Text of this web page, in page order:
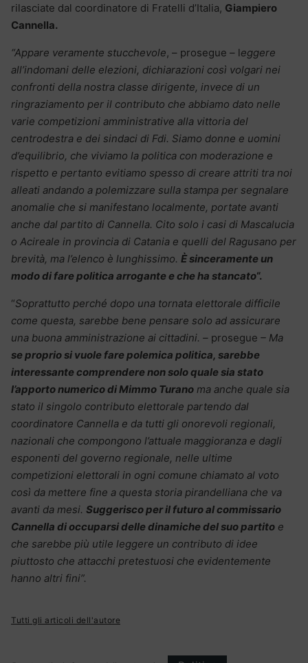
rilasciate dal coordinatore di Fratelli d’Italia, Giampiero
Cannella.
“Appare veramente stucchevole, – prosegue – leggere
all’indomani delle elezioni, dichiarazioni così volgari nei
confronti della nostra classe dirigente, invece di un
ringraziamento per il contributo che abbiamo dato nelle
varie competizioni amministrative alla vittoria del
centrodestra e dei sindaci di Fdi. Siamo donne e uomini
d’equilibrio, che viviamo la politica con moderazione e
rispetto e pertanto evitiamo spesso di creare attriti tra noi
alleati andando a polemizzare sulla stampa per segnalare
anomalie che si manifestano localmente, portate avanti
anche dal partito di Cannella. Cito solo i casi di Mascalucia
o Acireale in provincia di Catania e quelli del Ragusano per
brevità, ma l’elenco è lunghissimo. È sinceramente un
modo di fare politica arrogante e che ha stancato“.
“Soprattutto perché dopo una tornata elettorale difficile
come questa, sarebbe bene pensare solo ad assicurare
una buona amministrazione ai cittadini. – prosegue – Ma
se proprio si vuole fare polemica politica, sarebbe
interessante comprendere non solo quale sia stato
l’apporto numerico di Mimmo Turano ma anche quale sia
stato il singolo contributo elettorale partendo dal
coordinatore Cannella e da tutti gli onorevoli regionali,
nazionali che compongono l’attuale maggioranza e dagli
esponenti del governo regionale, nelle ultime
competizioni elettorali in ogni comune chiamato al voto
così da mettere fine a questa storia pirandelliana che va
avanti da mesi. Suggerisco per il futuro al commissario
Cannella di occuparsi delle dinamiche del suo partito e
che sarebbe più utile leggere un contributo di idee
piuttosto che attacchi pretestuosi che evidentemente
hanno altri fini”.
Tutti gli articoli dell'autore